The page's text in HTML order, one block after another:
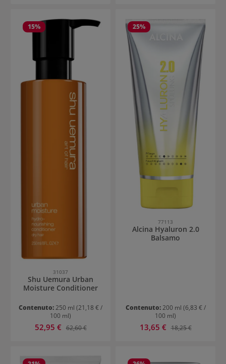
15%
31037
Shu Uemura Urban
Moisture Conditioner
Contenuto:250 ml (21,18 € /
100 ml)
Prezzo di vendita:
52,95 € Prezzo normale:
62,60 €
25%
77113
Alcina Hyaluron 2.0
Balsamo
Contenuto:200 ml (6,83 € /
100 ml)
Prezzo di vendita:
13,65 € Prezzo normale:
18,25 €